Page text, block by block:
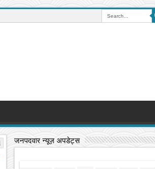
जनपदवार न्यूज़ अपडेट्स